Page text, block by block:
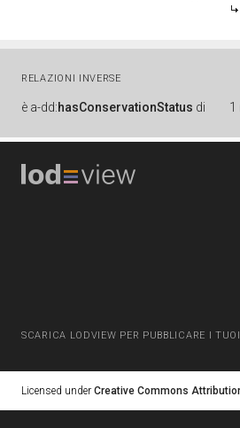
RELAZIONI INVERSE
è a-dd:hasConservationStatus di 1
SCARICA LODVIEW PER PUBBLICARE I
Licensed under Creative Commons